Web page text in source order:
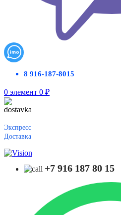
8 916-187-8015
0 элемент 0 ₽
Экспресс
Доставка
+7 916 187 80 15